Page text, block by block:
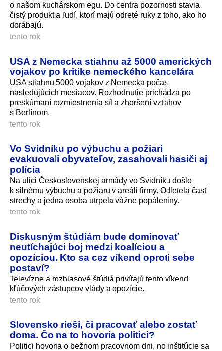
o našom kuchárskom egu. Do centra pozornosti stavia
čistý produkt a ľudí, ktorí majú odreté ruky z toho, ako ho
dorábajú.
tento rok
USA z Nemecka stiahnu až 5000 amerických
vojakov po kritike nemeckého kancelára
USA stiahnu 5000 vojakov z Nemecka počas
nasledujúcich mesiacov. Rozhodnutie prichádza po
preskúmaní rozmiestnenia síl a zhoršení vzťahov
s Berlínom.
tento rok
Vo Svidníku po výbuchu a požiari
evakuovali obyvateľov, zasahovali hasiči aj
polícia
Na ulici Československej armády vo Svidníku došlo
k silnému výbuchu a požiaru v areáli firmy. Odletela časť
strechy a jedna osoba utrpela vážne popáleniny.
tento rok
Diskusným štúdiám bude dominovať
neutíchajúci boj medzi koalíciou a
opozíciou. Kto sa cez víkend oproti sebe
postaví?
Televízne a rozhlasové štúdiá privítajú tento víkend
kľúčových zástupcov vlády a opozície.
tento rok
Slovensko rieši, či pracovať alebo zostať
doma. Čo na to hovoria politici?
Politici hovoria o bežnom pracovnom dni, no inštitúcie sa